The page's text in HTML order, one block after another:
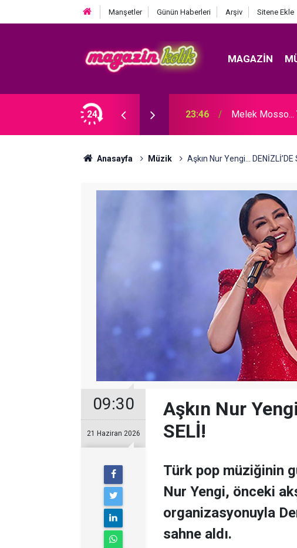
Manşetler Günün Haberleri Arşiv Sitene Ekle
MAGAZIN
24
TAZMİNATI FAİZİYLE BİRLİKTE ALACAK. 23:46 Melek Mosso...
Anasayfa Müzik Aşkın Nur Yengi... DENİZLİ’DE
09:30
21 Haziran 2026
Aşkın Nur
SELİ!
Türk pop müziğinin
Nur Yengi, önceki
organizasyonuyla
sahne aldı.